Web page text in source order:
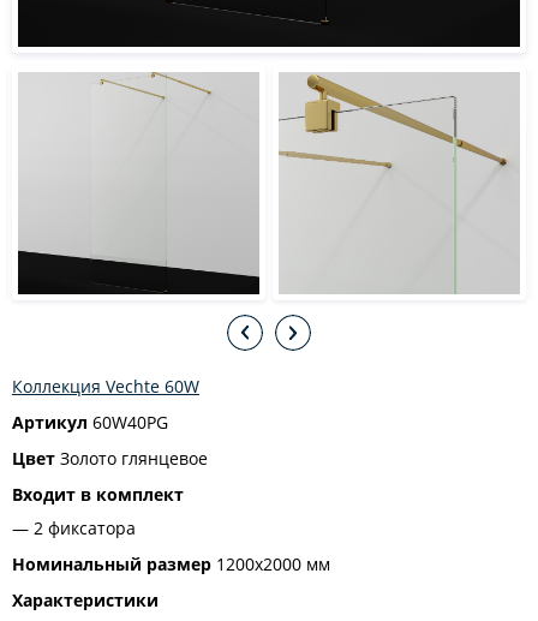
Коллекция Vechte 60W
Артикул 60W40PG
Цвет Золото глянцевое
Входит в комплект
2 фиксатора
Номинальный размер 1200x2000 мм
Характеристики